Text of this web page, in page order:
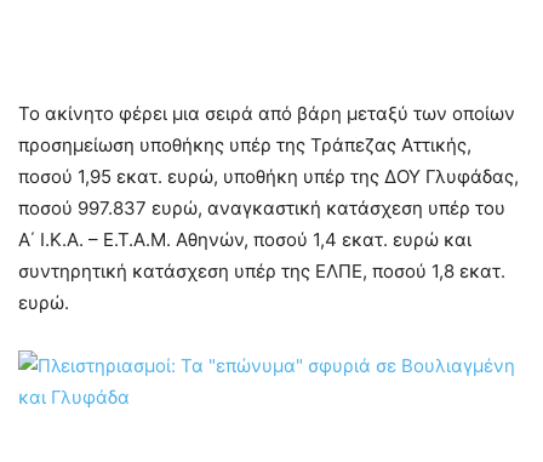
Το ακίνητο φέρει μια σειρά από βάρη μεταξύ των οποίων
προσημείωση υποθήκης υπέρ της Τράπεζας Αττικής,
ποσού 1,95 εκατ. ευρώ, υποθήκη υπέρ της ΔOY Γλυφάδας,
ποσού 997.837 ευρώ, αναγκαστική κατάσχεση υπέρ του
Α΄ Ι.Κ.Α. – Ε.Τ.Α.Μ. Αθηνών, ποσού 1,4 εκατ. ευρώ και
συντηρητική κατάσχεση υπέρ της ΕΛΠΕ, ποσού 1,8 εκατ.
ευρώ.